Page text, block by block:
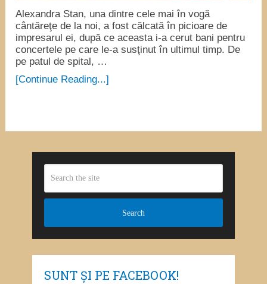
Alexandra Stan, una dintre cele mai în vogă
cântăreţe de la noi, a fost călcată în picioare de
impresarul ei, după ce aceasta i-a cerut bani pentru
concertele pe care le-a susţinut în ultimul timp. De
pe patul de spital, …
[Continue Reading...]
SUNT ȘI PE FACEBOOK!